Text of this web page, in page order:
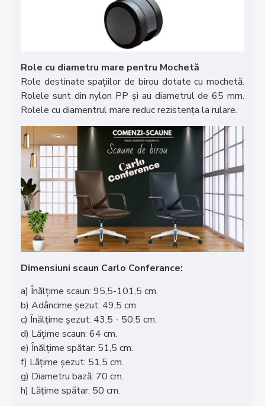
Role cu diametru mare pentru Mochetă
Role destinate spațiilor de birou dotate cu mochetă.
Rolele sunt din nylon PP și au diametrul de 65 mm.
Rolele cu diamentrul mare reduc rezistența la rulare.
Dimensiuni scaun Carlo Conferance:
a) Înălțime scaun: 95,5-101,5 cm.
b) Adâncime șezut: 49,5 cm.
c) Înălțime șezut: 43,5 - 50,5 cm.
d) Lățime scaun: 64 cm.
e) Înălțime spătar: 51,5 cm.
f) Lățime șezut: 51,5 cm.
g) Diametru bază: 70 cm.
h) Lățime spătar: 50 cm.